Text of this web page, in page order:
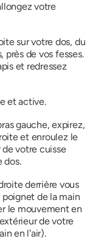
votre
sur votre dos, du
de vos fesses.
et redressez
et active.
gauche, expirez,
et enroulez le
votre cuisse
dos.
derrière vous
de la main
le mouvement en
de votre
en l'air).